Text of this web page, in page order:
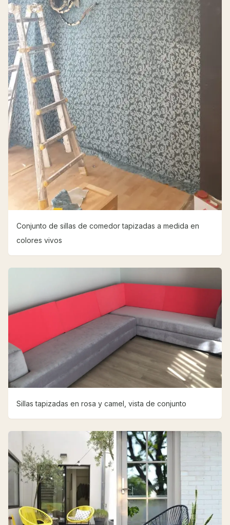
Conjunto de sillas de comedor tapizadas a medida en
colores vivos
Sillas tapizadas en rosa y camel, vista de conjunto